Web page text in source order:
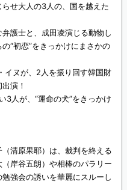
せ大人の3人の、国を越えた
護士と、成田凌演じる動物し
“初恋”をきっかけにまさかの
イヌが、2人を振り回す韓国財
演！
3人が、“運命の犬”をきっかけ
清原果耶）は、裁判を終える
岸谷五朗）や相棒のパラリー
強会の誘いを華麗にスルーし